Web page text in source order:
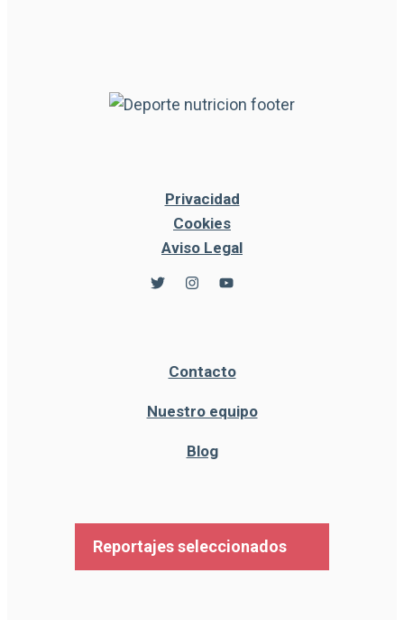
Privacidad
Cookies
Aviso Legal
Contacto
Nuestro equipo
Blog
Reportajes seleccionados